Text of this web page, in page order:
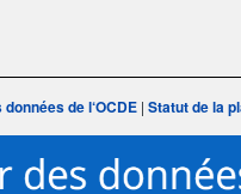
de l‘OCDE | Statut de la